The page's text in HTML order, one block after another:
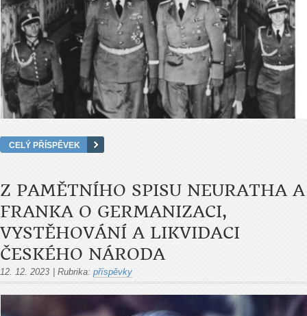
CELÝ PŘÍSPĚVEK
Z PAMĚTNÍHO SPISU NEURATHA A
FRANKA O GERMANIZACI,
VYSTĚHOVÁNÍ A LIKVIDACI
ČESKÉHO NÁRODA
12. 12. 2023 Rubrika: příspěvky